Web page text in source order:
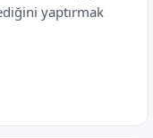
yaptırmak